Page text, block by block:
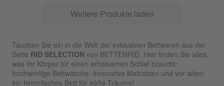
Weitere Produkte laden
Tauchen Sie ein in die Welt der exklusiven Bettwaren aus der
Serie RID SELECTION von BETTENRID. Hier finden Sie alles,
was Ihr Körper für einen erholsamen Schlaf braucht:
hochwertige Bettwäsche, innovative Matratzen und vor allem
ein himmlisches Bett für süße Träume!